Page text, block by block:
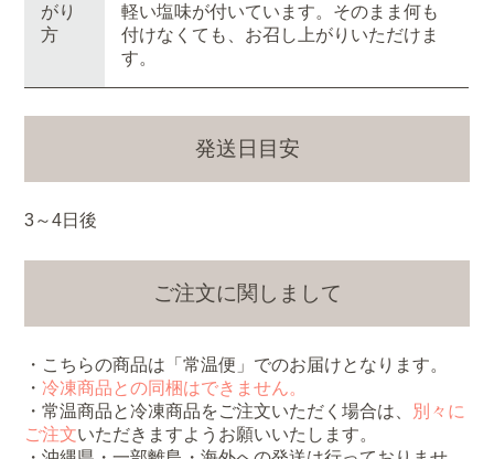
がり
方
軽い塩味が付いています。そのまま何も
付けなくても、お召し上がりいただけま
す。
発送日目安
3～4日後
ご注文に関しまして
・こちらの商品は「常温便」でのお届けとなります。
・冷凍商品との同梱はできません。
・常温商品と冷凍商品をご注文いただく場合は、 別々に
ご注文いただきますようお願いいたします。